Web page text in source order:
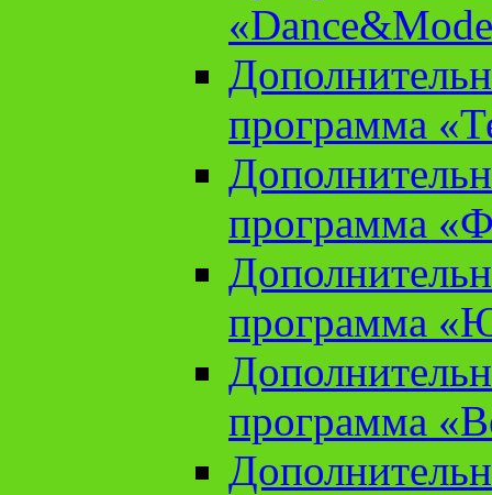
программа
программа
программа
программа